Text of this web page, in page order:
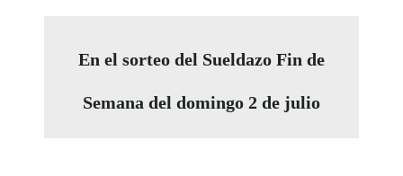
En el sorteo del Sueldazo Fin de
Semana del domingo 2 de julio